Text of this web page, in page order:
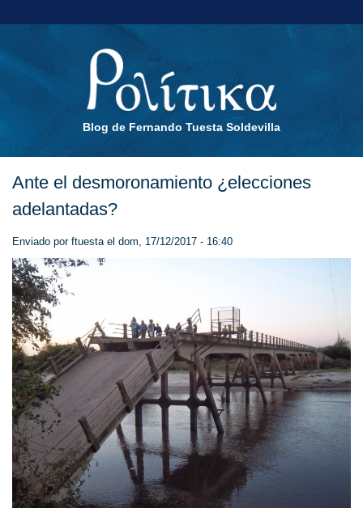
Blog de Fernando Tuesta Soldevilla
Ante el desmoronamiento ¿elecciones
adelantadas?
Enviado por ftuestael dom, 17/12/2017 - 16:40